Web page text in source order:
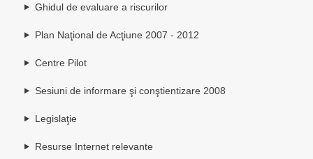
Ghidul de evaluare a riscurilor
Plan Naţional de Acţiune 2007 - 2012
Centre Pilot
Sesiuni de informare şi conştientizare 2008
Legislaţie
Resurse Internet relevante